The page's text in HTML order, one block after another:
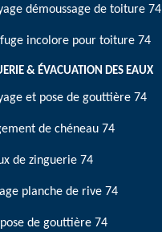
démoussage de toiture 74
incolore pour toiture 74
& ÉVACUATION DES EAUX
et pose de gouttière 74
de chéneau 74
de zinguerie 74
planche de rive 74
de gouttière 74